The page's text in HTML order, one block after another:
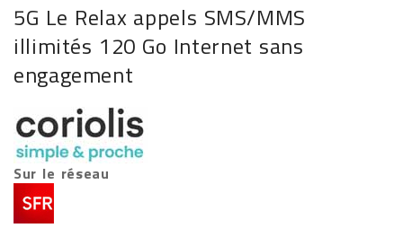
5G Le Relax appels SMS/MMS
illimités 120 Go Internet sans
engagement
Sur le réseau